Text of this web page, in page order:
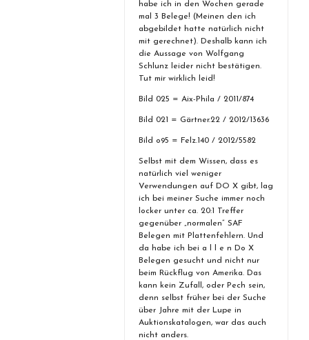
habe ich in den Wochen gerade
mal 3 Belege! (Meinen den ich
abgebildet hatte natürlich nicht
mit gerechnet). Deshalb kann ich
die Aussage von Wolfgang
Schlunz leider nicht bestätigen.
Tut mir wirklich leid!
Bild 025 = Aix-Phila / 2011/874
Bild 021 = Gärtner.22 / 2012/13636
Bild o95 = Felz.140 / 2012/5582
Selbst mit dem Wissen, dass es
natürlich viel weniger
Verwendungen auf DO X gibt, lag
ich bei meiner Suche immer noch
locker unter ca. 20:1 Treffer
gegenüber „normalen“ SAF
Belegen mit Plattenfehlern. Und
da habe ich bei a l l e n Do X
Belegen gesucht und nicht nur
beim Rückflug von Amerika. Das
kann kein Zufall, oder Pech sein,
denn selbst früher bei der Suche
über Jahre mit der Lupe in
Auktionskatalogen, war das auch
nicht anders.